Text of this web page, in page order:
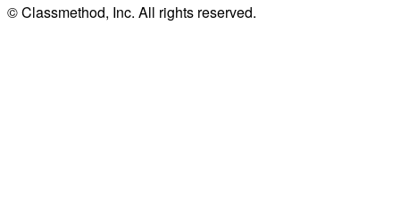
© Classmethod, Inc. All rights reserved.